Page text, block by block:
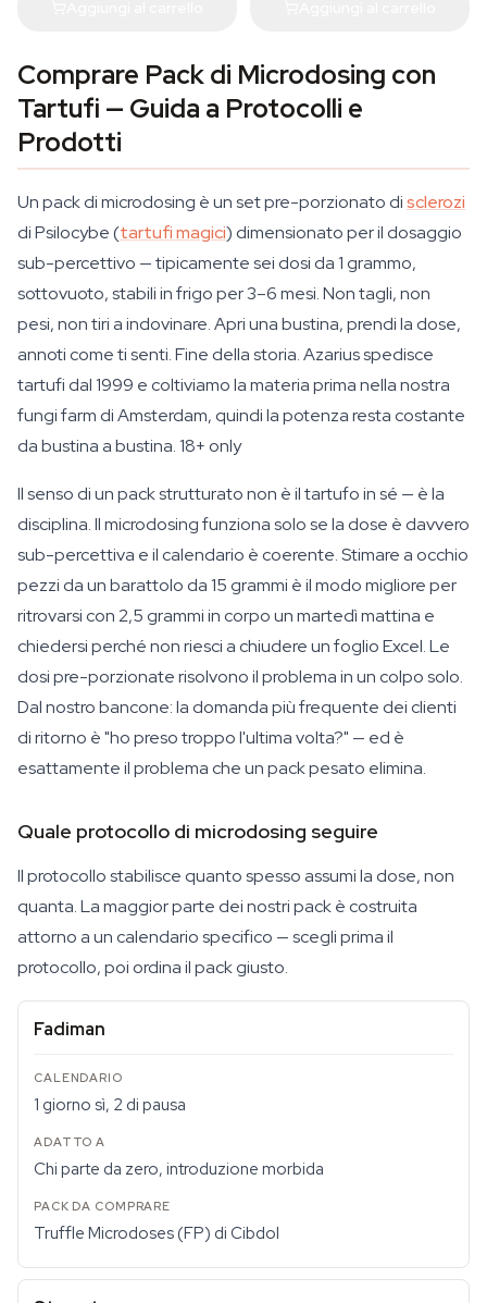
Comprare Pack di Microdosing con
Tartufi — Guida a Protocolli e
Prodotti
Un pack di microdosing è un set pre-porzionato disclerozi
di Psilocybe (tartufi magici) dimensionato per il dosaggio
sub-percettivo — tipicamente sei dosi da 1 grammo,
sottovuoto, stabili in frigo per 3–6 mesi. Non tagli, non
pesi, non tiri a indovinare. Apri una bustina, prendi la dose,
annoti come ti senti. Fine della storia. Azarius spedisce
tartufi dal 1999 e coltiviamo la materia prima nella nostra
fungi farm di Amsterdam, quindi la potenza resta costante
da bustina a bustina.18+ only
Il senso di un pack strutturato non è il tartufo in sé — è la
disciplina. Il microdosing funziona solo se la dose è davvero
sub-percettiva e il calendario è coerente. Stimare a occhio
pezzi da un barattolo da 15 grammi è il modo migliore per
ritrovarsi con 2,5 grammi in corpo un martedì mattina e
chiedersi perché non riesci a chiudere un foglio Excel. Le
dosi pre-porzionate risolvono il problema in un colpo solo.
Dal nostro bancone: la domanda più frequente dei clienti
di ritorno è "ho preso troppo l'ultima volta?" — ed è
esattamente il problema che un pack pesato elimina.
Quale protocollo di microdosing seguire
Il protocollo stabilisce quanto spesso assumi la dose, non
quanta. La maggior parte dei nostri pack è costruita
attorno a un calendario specifico — scegli prima il
protocollo, poi ordina il pack giusto.
Fadiman
1 giorno sì, 2 di pausa
Chi parte da zero, introduzione morbida
Truffle Microdoses (FP) di Cibdol